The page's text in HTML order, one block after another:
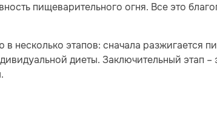
пищеварительного огня. Все это
несколько этапов: сначала разжигается
диеты. Заключительный этап –